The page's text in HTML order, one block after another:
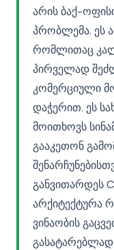
არის ბაქ-
პრობლემა. ეს
რომლითაც
პირველად
კომერციული
დაჭერით. ეს
მოითხოვს
გააკეთონ
განვითარდეს
არქიტექტურა
ვინაობის
გასატარებლად.